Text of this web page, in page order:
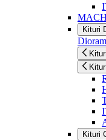
Kituri
Kituri